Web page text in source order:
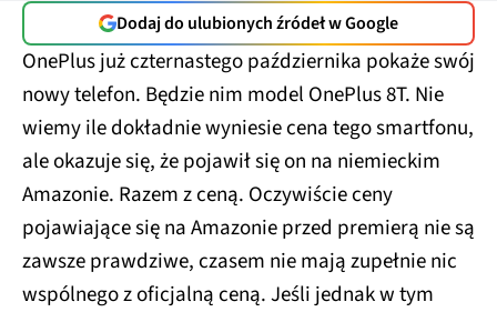
Dodaj do ulubionych źródeł w Google
OnePlus już czternastego października pokaże swój
nowy telefon. Będzie nim model OnePlus 8T. Nie
wiemy ile dokładnie wyniesie cena tego smartfonu,
ale okazuje się, że pojawił się on na niemieckim
Amazonie. Razem z ceną. Oczywiście ceny
pojawiające się na Amazonie przed premierą nie są
zawsze prawdziwe, czasem nie mają zupełnie nic
wspólnego z oficjalną ceną. Jeśli jednak w tym